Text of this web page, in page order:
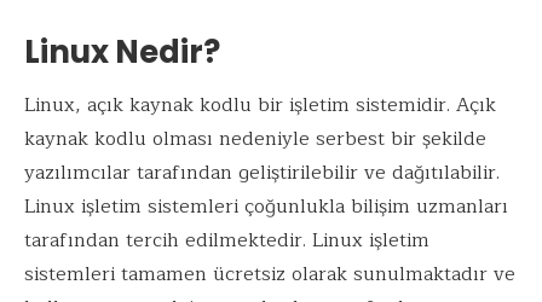
Linux Nedir?
Linux, açık kaynak kodlu bir işletim sistemidir. Açık
kaynak kodlu olması nedeniyle serbest bir şekilde
yazılımcılar tarafından geliştirilebilir ve dağıtılabilir.
Linux işletim sistemleri çoğunlukla bilişim uzmanları
tarafından tercih edilmektedir. Linux işletim
sistemleri tamamen ücretsiz olarak sunulmaktadır ve